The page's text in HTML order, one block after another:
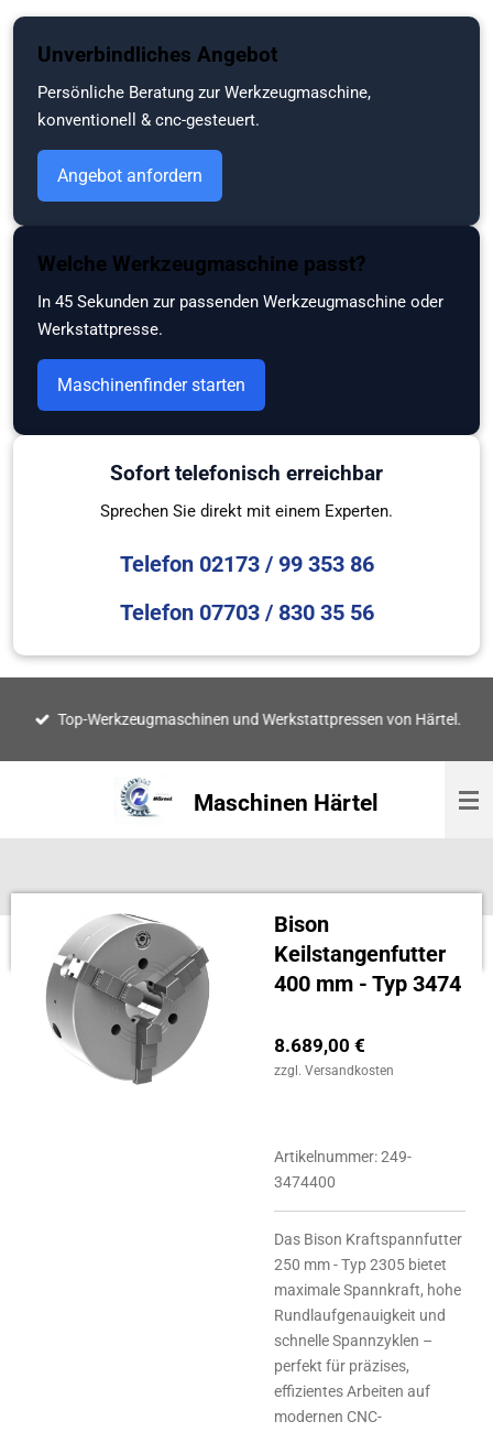
Unverbindliches Angebot
Persönliche Beratung zur Werkzeugmaschine,
konventionell & cnc-gesteuert.
Angebot anfordern
Welche Werkzeugmaschine passt?
In 45 Sekunden zur passenden Werkzeugmaschine oder
Werkstattpresse.
Maschinenfinder starten
Sofort telefonisch erreichbar
Sprechen Sie direkt mit einem Experten.
Telefon 02173 / 99 353 86
Telefon 07703 / 830 35 56
Hauptinhalt
springen
Maschinen Härtel
Top-Werkzeugmaschinen und Werkstattpressen von Härtel.
Bison
Keilstangenfutter
400 mm - Typ 3474
8.689,00 €
zzgl. Versandkosten
Artikelnummer:249-
3474400
Das Bison Kraftspannfutter
250 mm - Typ 2305 bietet
maximale Spannkraft, hohe
Rundlaufgenauigkeit und
schnelle Spannzyklen –
perfekt für präzises,
effizientes Arbeiten auf
modernen CNC-